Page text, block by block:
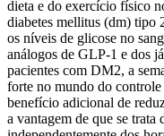
dieta e do exercício físico
diabetes mellitus (dm) tipo
os níveis de glicose no
análogos de GLP-1 e dos
pacientes com DM2, a
forte no mundo do
benefício adicional de
a vantagem de que se trata